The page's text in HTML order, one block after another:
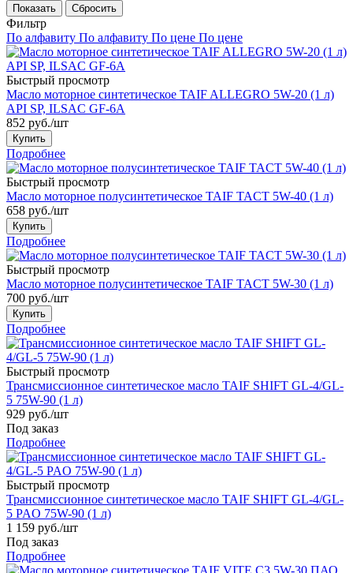
Фильтр
По алфавиту По алфавиту По цене По цене
Быстрый просмотр
Масло моторное синтетическое TAIF ALLEGRO 5W-20 (1 л)
API SP, ILSAC GF-6A
852 руб./шт
Купить
Подробнее
Быстрый просмотр
Масло моторное полусинтетическое TAIF TACT 5W-40 (1 л)
658 руб./шт
Купить
Подробнее
Быстрый просмотр
Масло моторное полусинтетическое TAIF TACT 5W-30 (1 л)
700 руб./шт
Купить
Подробнее
Быстрый просмотр
Трансмиссионное синтетическое масло TAIF SHIFT GL-4/GL-
5 75W-90 (1 л)
929 руб./шт
Под заказ
Подробнее
Быстрый просмотр
Трансмиссионное синтетическое масло TAIF SHIFT GL-4/GL-
5 PAO 75W-90 (1 л)
1 159 руб./шт
Под заказ
Подробнее